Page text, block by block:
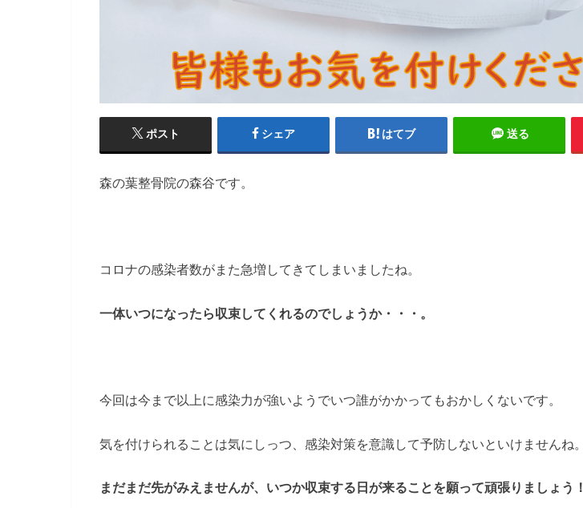
ポスト シェア はてブ 送る
森の葉整骨院の森谷です。
コロナの感染者数がまた急増してきてしまいましたね。
一体いつになったら収束してくれるのでしょうか・・・。
今回は今まで以上に感染力が強いようでいつ誰がかかってもおかしくないです。
気を付けられることは気にしっつ、感染対策を意識して予防しないといけませんね。
まだまだ先がみえませんが、いつか収束する日が来ることを願って頑張りましょう！